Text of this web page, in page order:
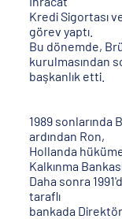
Kredi Sigortası
görev yaptı.
Bu dönemde,
kurulmasından
başkanlık etti.
1989 sonlarında
ardından Ron,
Hollanda
Kalkınma
Daha sonra
taraflı
bankada